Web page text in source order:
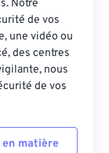
Notre
de vos
une vidéo ou
des centres
nous
de vos
matière